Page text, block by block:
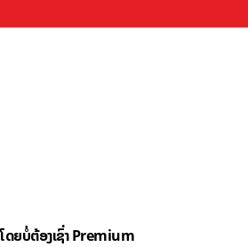
ດຍບໍ່ຕ້ອງເຊົ່າ Premium